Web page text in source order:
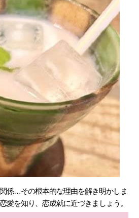
係…その根本的な理由を解き明かしま
を知り、恋成就に近づきましょう。